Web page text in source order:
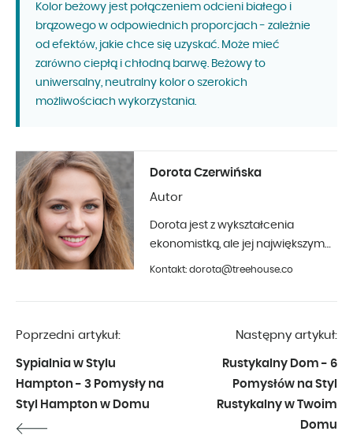
Kolor beżowy jest połączeniem odcieni białego i
brązowego w odpowiednich proporcjach - zależnie
od efektów, jakie chce się uzyskać. Może mieć
zarówno ciepłą i chłodną barwę. Beżowy to
uniwersalny, neutralny kolor o szerokich
możliwościach wykorzystania.
Dorota Czerwińska
Autor
Dorota jest z wykształcenia
ekonomistką, ale jej największym
hobby jest fotografia i aranżacja
od początku 2019 roku.
Kontakt: dorota@treehouse.co
Poprzedni artykuł:
Sypialnia w Stylu
Hampton - 3 Pomysły na
Styl Hampton w Domu
Następny artykuł:
Rustykalny Dom - 6
Pomysłów na Styl
Rustykalny w Twoim
Domu